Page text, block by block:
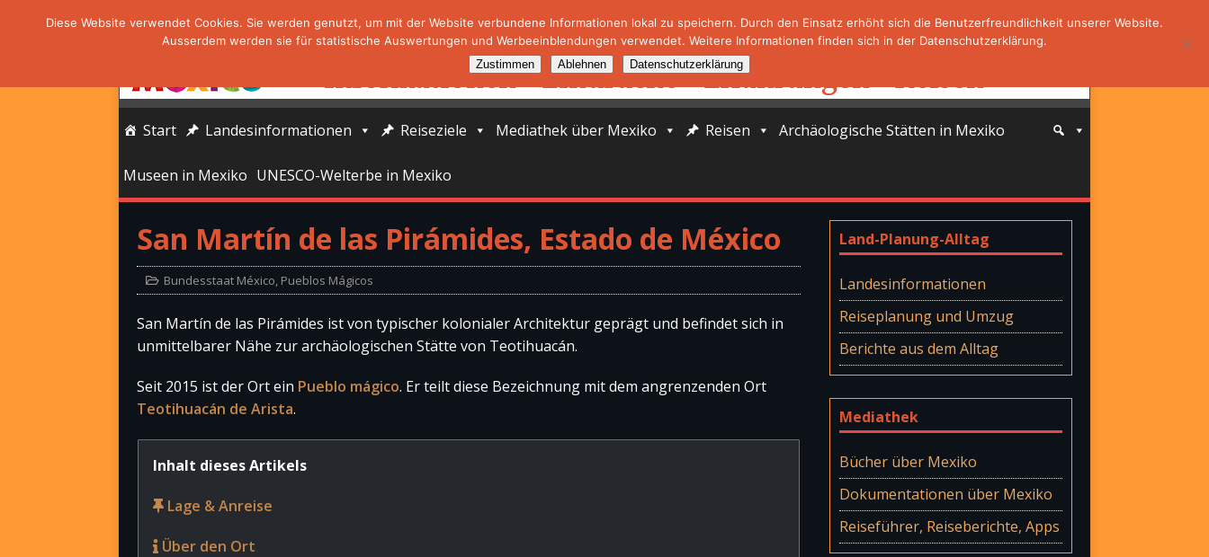
Start Landesinformationen Reiseziele Mediathek über Mexiko Reisen Archäologische Stätten in Mexiko
Museen in Mexiko UNESCO-Welterbe in Mexiko
San Martín de las Pirámides, Estado de México
Bundesstaat México, Pueblos Mágicos
San Martín de las Pirámides ist von typischer kolonialer Architektur geprägt und befindet sich in
unmittelbarer Nähe zur archäologischen Stätte von Teotihuacán.
Seit 2015 ist der Ort ein Pueblo mágico. Er teilt diese Bezeichnung mit dem angrenzenden Ort
Teotihuacán de Arista.
Inhalt dieses Artikels
Lage & Anreise
Über den Ort
Land-Planung-Alltag
Landesinformationen
Reiseplanung und Umzug
Berichte aus dem Alltag
Mediathek
Bücher über Mexiko
Dokumentationen über Mexiko
Reiseführer, Reiseberichte, Apps
Diese Website verwendet Cookies. Sie werden genutzt, um mit der Website verbundene Informationen lokal zu speichern. Durch den Einsatz erhöht sich die Benutzerfreundlichkeit unserer Website.
Ausserdem werden sie für statistische Auswertungen und Werbeeinblendungen verwendet. Weitere Informationen finden sich in der Datenschutzerklärung.
Zustimmen Ablehnen Datenschutzerklärung